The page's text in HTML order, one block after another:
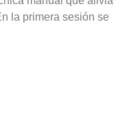
la primera sesión se